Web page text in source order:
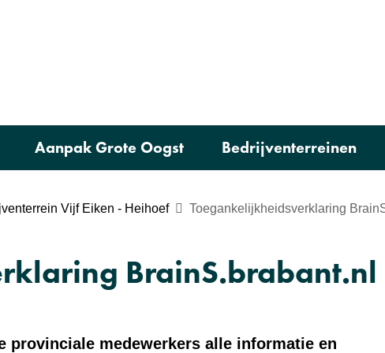
Aanpak Grote Oogst Bedrijventerreinen
Vijf Eiken - Heihoef Toegankelijkheidsverklaring
BrainS.brabant.nl
provinciale medewerkers alle informatie en